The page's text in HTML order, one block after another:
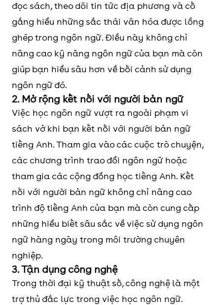
đọc sách, theo dõi tin tức địa phương và cố
gắng hiểu những sắc thái văn hóa được lồng
ghép trong ngôn ngữ. Điều này không chỉ
nâng cao kỹ năng ngôn ngữ của bạn mà còn
giúp bạn hiểu sâu hơn về bối cảnh sử dụng
ngôn ngữ đó.
2. Mở rộng kết nối với người bản ngữ
Việc học ngôn ngữ vượt ra ngoài phạm vi
sách vở khi bạn kết nối với người bản ngữ
tiếng Anh. Tham gia vào các cuộc trò chuyện,
các chương trình trao đổi ngôn ngữ hoặc
tham gia các cộng đồng học tiếng Anh. Kết
nối với người bản ngữ không chỉ nâng cao
trình độ tiếng Anh của bạn mà còn cung cấp
những hiểu biết sâu sắc về việc sử dụng ngôn
ngữ hàng ngày trong môi trường chuyên
nghiệp.
3. Tận dụng công nghệ
Trong thời đại kỹ thuật số, công nghệ là một
trợ thủ đắc lực trong việc học ngôn ngữ.